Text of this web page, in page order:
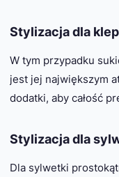
Stylizacja dla
W tym przypadku
jest jej największym
dodatki, aby całość
Stylizacja dla
Dla sylwetki